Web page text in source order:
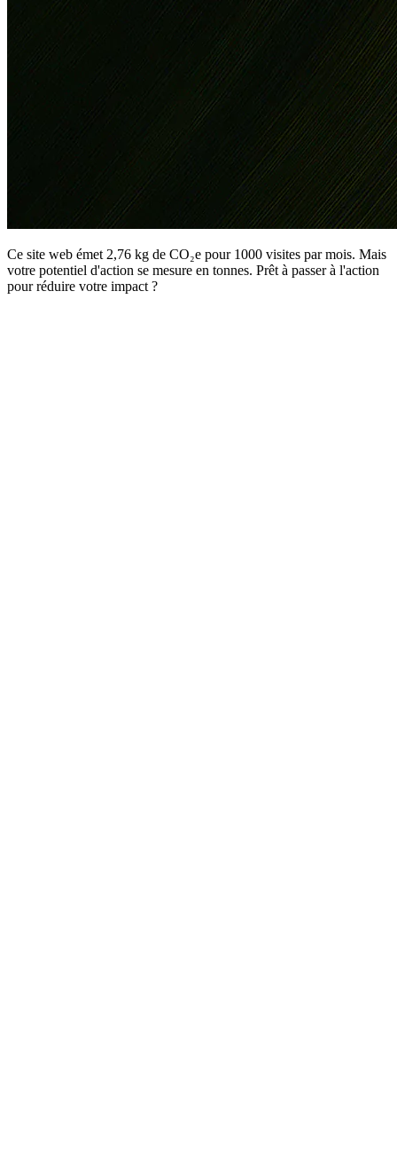
Ce site web émet 2,76 kg de CO₂e pour 1000 visites par mois. Mais
votre potentiel d'action se mesure en tonnes. Prêt à passer à l'action
pour réduire votre impact ?